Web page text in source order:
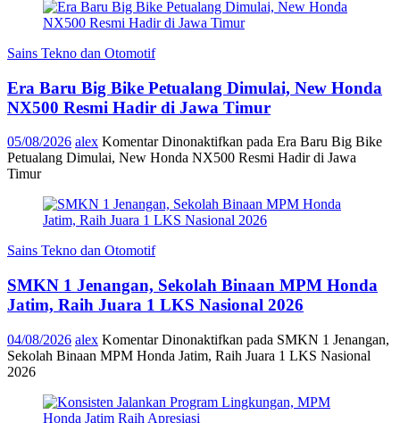
Sains Tekno dan Otomotif
Era Baru Big Bike Petualang Dimulai, New Honda
NX500 Resmi Hadir di Jawa Timur
05/08/2026 alex Komentar Dinonaktifkan pada Era Baru Big Bike
Petualang Dimulai, New Honda NX500 Resmi Hadir di Jawa
Timur
Sains Tekno dan Otomotif
SMKN 1 Jenangan, Sekolah Binaan MPM Honda
Jatim, Raih Juara 1 LKS Nasional 2026
04/08/2026 alex Komentar Dinonaktifkan pada SMKN 1 Jenangan,
Sekolah Binaan MPM Honda Jatim, Raih Juara 1 LKS Nasional
2026